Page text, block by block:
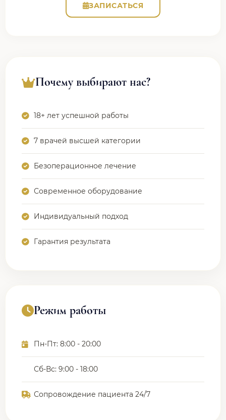
ЗАПИСАТЬСЯ
Почему выбирают нас?
18+ лет успешной работы
7 врачей высшей категории
Безоперационное лечение
Современное оборудование
Индивидуальный подход
Гарантия результата
Режим работы
Пн-Пт: 8:00 - 20:00
Сб-Вс: 9:00 - 18:00
Сопровождение пациента 24/7